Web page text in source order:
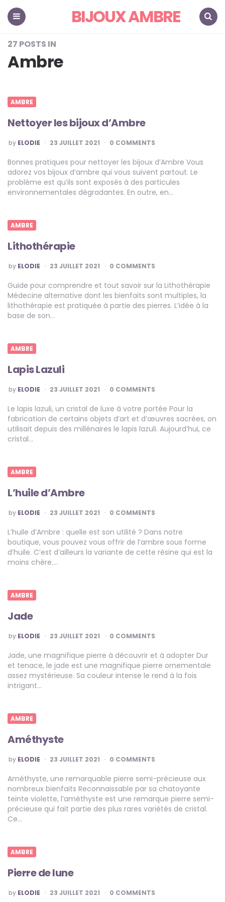
BIJOUX AMBRE
27 POSTS IN
Ambre
AMBRE
Nettoyer les bijoux d’Ambre
POSTED
BY
by ELODIE 23 JUILLET 2021 0 COMMENTS
Bonnes pratiques pour nettoyer les bijoux d’Ambre Vous
adorez vos bijoux d’ambre qui vous suivent partout. Le
problème est qu’ils sont exposés à des particules
environnementales dégradantes. En outre, en…
AMBRE
Lithothérapie
POSTED
BY
by ELODIE 23 JUILLET 2021 0 COMMENTS
Guide pour comprendre et tout savoir sur la Lithothérapie
Médecine alternative dont les bienfaits sont multiples, la
lithothérapie est pratiquée à partie des pierres. L’idée à la
base de son…
AMBRE
Lapis Lazuli
POSTED
BY
by ELODIE 23 JUILLET 2021 0 COMMENTS
Le lapis lazuli, un cristal de luxe à votre portée Pour la
fabrication de certains objets d’art et d’œuvres sacrées, on
utilisait depuis des millénaires le lapis lazuli. Aujourd’hui, ce
cristal…
AMBRE
L’huile d’Ambre
POSTED
BY
by ELODIE 23 JUILLET 2021 0 COMMENTS
L’huile d’Ambre : quelle est son utilité ? Dans notre
boutique, vous pouvez vous offrir de l’ambre sous forme
d’huile. C’est d’ailleurs la variante de cette résine qui est la
moins chère….
AMBRE
Jade
POSTED
BY
by ELODIE 23 JUILLET 2021 0 COMMENTS
Jade, une magnifique pierre à découvrir et à adopter Dur
et tenace, le jade est une magnifique pierre ornementale
assez mystérieuse. Sa couleur intense le rend à la fois
intrigant…
AMBRE
Améthyste
POSTED
BY
by ELODIE 23 JUILLET 2021 0 COMMENTS
Améthyste, une remarquable pierre semi-précieuse aux
nombreux bienfaits Reconnaissable par sa chatoyante
teinte violette, l’améthyste est une remarque pierre semi-
précieuse qui fait partie des plus rares variétés de cristal.
Ce…
AMBRE
Pierre de lune
POSTED
BY
by ELODIE 23 JUILLET 2021 0 COMMENTS